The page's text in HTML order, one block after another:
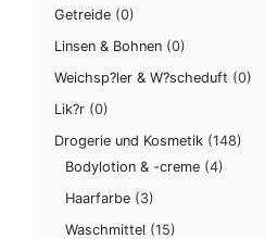
Getreide (0)
Linsen & Bohnen (0)
Weichsp?ler & W?scheduft (0)
Lik?r (0)
Drogerie und Kosmetik (148)
Bodylotion & -creme (4)
Haarfarbe (3)
Waschmittel (15)